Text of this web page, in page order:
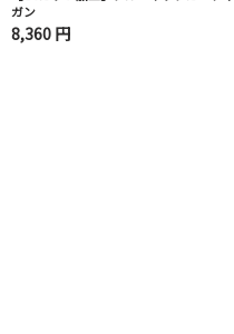
ガン
8,360 円